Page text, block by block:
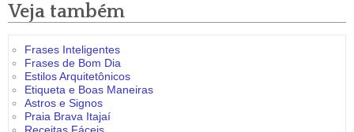
Veja também
Frases Inteligentes
Frases de Bom Dia
Estilos Arquitetônicos
Etiqueta e Boas Maneiras
Astros e Signos
Praia Brava Itajaí